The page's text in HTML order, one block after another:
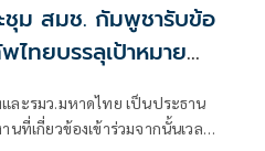
ม สมช. กัมพูชารับข้อ
ทยบรรลุเป้าหมาย
ละรมว.มหาดไทย เป็นประธาน
ที่เกี่ยวข้องเข้าร่วมจากนั้นเวลา